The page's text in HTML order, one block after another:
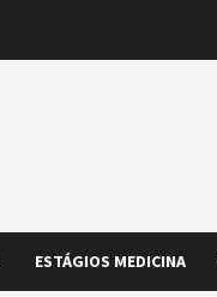
ESTÁGIOS MEDICINA